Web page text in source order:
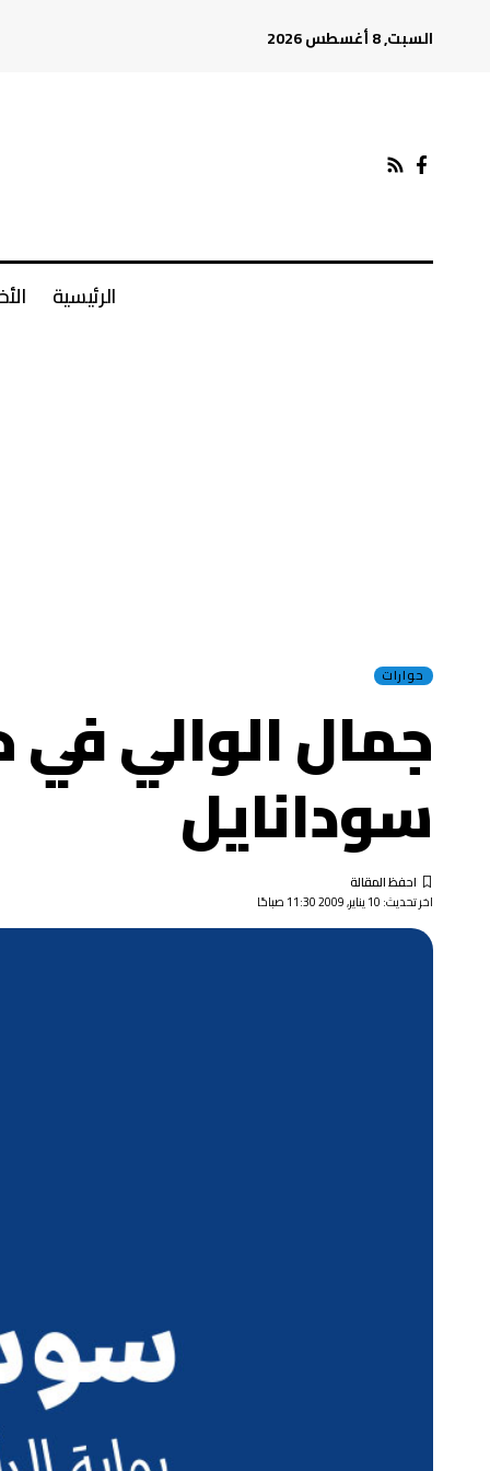
السبت, 8 أغسطس 2026
الرئيسية
حوارات
جمال الوالي
سودانايل
اخر تحديث: 10 يناير, 2009 11:30 صباحًا